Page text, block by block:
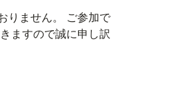
りません。 ご参加で
ますので誠に申し訳